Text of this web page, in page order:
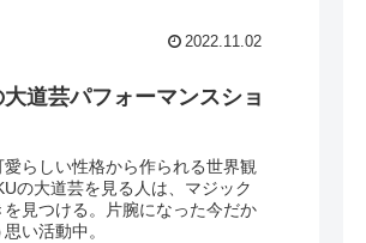
2022.11.02
道芸パフォーマンスショ
らしい性格から作られる世界観
の大道芸を見る人は、マジック
見つける。片腕になった今だか
い活動中。